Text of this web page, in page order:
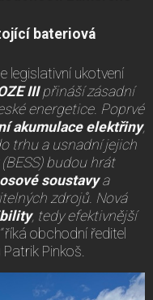
bateriová
legislativní ukotvení
IIIpřináší zásadní
energetice. Poprvé
akumulace elektřiny,
trhu a usnadní jejich
budou hrát
soustavya
zdrojů. Nová
, tedy efektivnější
říká obchodní ředitel
Pinkoš.